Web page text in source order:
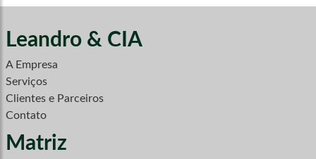
Leandro & CIA
A Empresa
Serviços
Clientes e Parceiros
Contato
Matriz